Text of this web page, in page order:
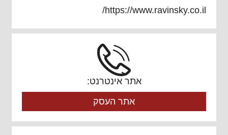
https://www.ravinsky.co.il/
אתר אינטרנט:
אתר העסק